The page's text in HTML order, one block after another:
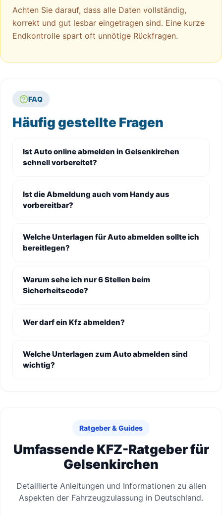
Achten Sie darauf, dass alle Daten vollständig,
korrekt und gut lesbar eingetragen sind. Eine kurze
Endkontrolle spart oft unnötige Rückfragen.
FAQ
Häufig gestellte Fragen
Ist Auto online abmelden in Gelsenkirchen
schnell vorbereitet?
Ist die Abmeldung auch vom Handy aus
vorbereitbar?
Welche Unterlagen für Auto abmelden sollte ich
bereitlegen?
Warum sehe ich nur 6 Stellen beim
Sicherheitscode?
Wer darf ein Kfz abmelden?
Welche Unterlagen zum Auto abmelden sind
wichtig?
Ratgeber & Guides
Umfassende KFZ-Ratgeber für
Gelsenkirchen
Detaillierte Anleitungen und Informationen zu allen
Aspekten der Fahrzeugzulassung in Deutschland.